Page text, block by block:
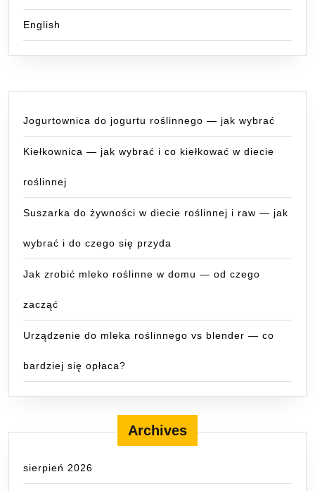
English
Jogurtownica do jogurtu roślinnego — jak wybrać
Kiełkownica — jak wybrać i co kiełkować w diecie
roślinnej
Suszarka do żywności w diecie roślinnej i raw — jak
wybrać i do czego się przyda
Jak zrobić mleko roślinne w domu — od czego
zacząć
Urządzenie do mleka roślinnego vs blender — co
bardziej się opłaca?
Archives
sierpień 2026